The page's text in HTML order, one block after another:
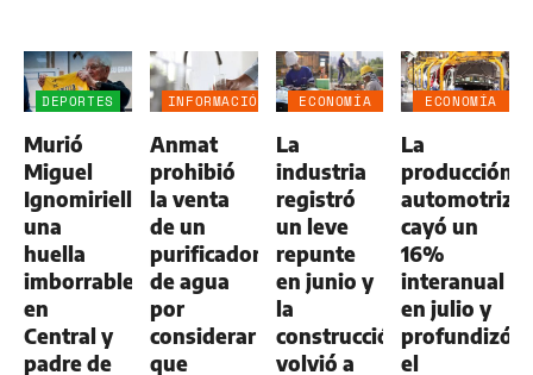
DEPORTES
Murió
Miguel
Ignomiriello:
una
huella
imborrable
en
Central y
padre de
INFORMACIÓN
Anmat
prohibió
la venta
de un
purificador
de agua
por
considerar
que
ECONOMÍA
La
industria
registró
un leve
repunte
en junio y
la
construcción
volvió a
ECONOMÍA
La
producción
automotriz
cayó un
16%
interanual
en julio y
profundizó
el